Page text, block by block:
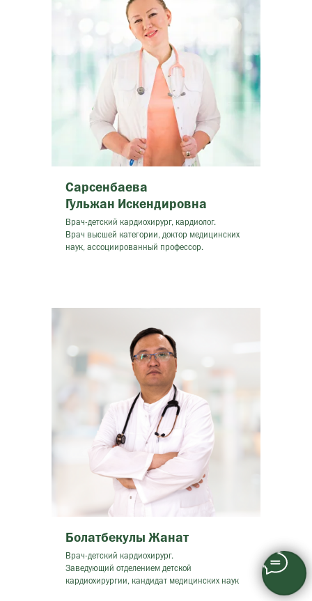
Cарсенбаева
Гульжан Искендировна
Врач-детский кардиохирург, кардиолог.
Врач высшей категории, доктор медицинских
наук, ассоциированный профессор.
Болатбекулы Жанат
Врач-детский кардиохирург.
Заведующий отделением детской
кардиохирургии, кандидат медицинских наук